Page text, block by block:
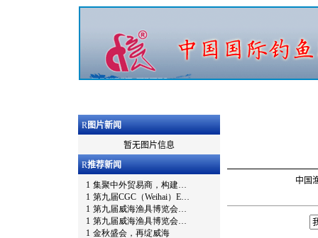
R图片新闻
暂无图片信息
R推荐新闻
中